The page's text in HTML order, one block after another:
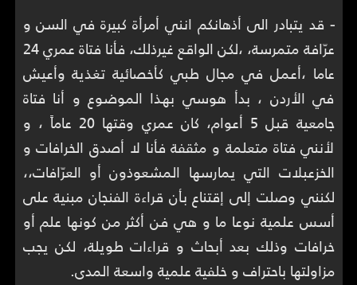
- قد يتبادر الى أذهانكم انني أمرأة كبيرة في السن و
عرّافة متمرسة، ،لكن الواقع غيرذلك، فأنا فتاة عمري 24
عاما ،أعمل في مجال طبي كأخصائية تغذية وأعيش
في الأردن ، بدأ هوسي بهذا الموضوع و أنا فتاة
جامعية قبل 5 أعوام، كان عمري وقتها 20 عاماً ، و
لأنني فتاة متعلمة و مثقفة فأنا لا أصدق الخرافات و
الخزعبلات التي يمارسها المشعوذون أو العرّافات،،
لكنني وصلت إلى إقتناع بأن قراءة الفنجان مبنية على
أسس علمية نوعا ما و هي فن أكثر من كونها علم أو
خرافات وذلك بعد أبحاث و قراءات طويلة، لكن يجب
مزاولتها باحتراف و خلفية علمية واسعة المدى.